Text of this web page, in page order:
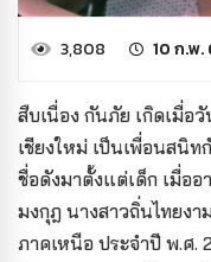
3,808 10 ก.พ.
สืบเนื่อง กันภัย เกิดเมื่อ
เชียงใหม่ เป็นเพื่อนสนิ
ชื่อดังมาตั้งแต่เด็ก เมื่ออ
มงกุฎ นางสาวถิ่นไทยงา
ภาคเหนือ ประจำปี พ.ศ.